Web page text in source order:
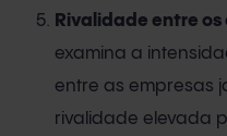
Rivalidade entre
examina a
entre as empresas
rivalidade elevada